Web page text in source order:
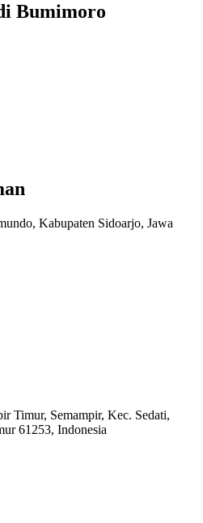
Bumimoro
Kabupaten Sidoarjo, Jawa
Timur, Semampir, Kec. Sedati,
61253, Indonesia